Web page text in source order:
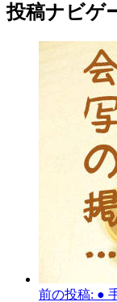
投稿ナビゲ
前の投稿: ●